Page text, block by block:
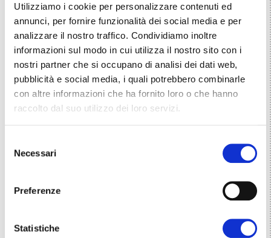
Utilizziamo i cookie per personalizzare contenuti ed
annunci, per fornire funzionalità dei social media e per
analizzare il nostro traffico. Condividiamo inoltre
informazioni sul modo in cui utilizza il nostro sito con i
nostri partner che si occupano di analisi dei dati web,
pubblicità e social media, i quali potrebbero combinarle
con altre informazioni che ha fornito loro o che hanno
raccolto dal suo utilizzo dei loro servizi.
delNecessari
Preferenze
Statistiche